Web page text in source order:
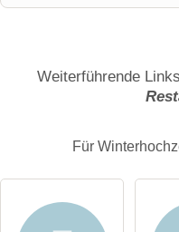
E-Mail-Adresse (wird
Weiterführende
Für